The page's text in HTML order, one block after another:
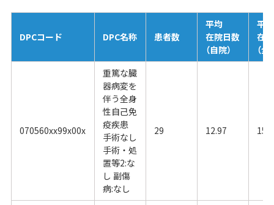
DPCコード DPC名称 患者数
平均
在院日数
（自院）
平均
在
（全
070560xx99x00x
重篤な臓
器病変を
伴う全身
性自己免
疫疾患
手術なし
手術・処
置等2:な
し 副傷
病:なし
29 12.97